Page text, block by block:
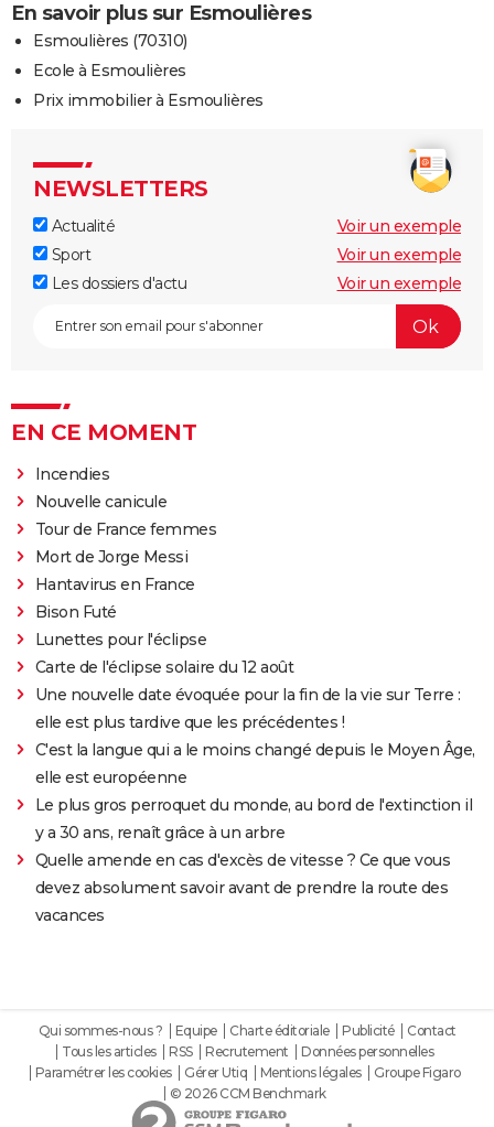
En savoir plus sur Esmoulières
Esmoulières (70310)
Ecole à Esmoulières
Prix immobilier à Esmoulières
NEWSLETTERS
Actualité
Voir un exemple
Sport
Voir un exemple
Les dossiers d'actu
Voir un exemple
EN CE MOMENT
Incendies
Nouvelle canicule
Tour de France femmes
Mort de Jorge Messi
Hantavirus en France
Bison Futé
Lunettes pour l'éclipse
Carte de l'éclipse solaire du 12 août
Une nouvelle date évoquée pour la fin de la vie sur Terre :
elle est plus tardive que les précédentes !
C'est la langue qui a le moins changé depuis le Moyen Âge,
elle est européenne
Le plus gros perroquet du monde, au bord de l'extinction il
y a 30 ans, renaît grâce à un arbre
Quelle amende en cas d'excès de vitesse ? Ce que vous
devez absolument savoir avant de prendre la route des
vacances
Qui sommes-nous ? Equipe Charte éditoriale Publicité
Contact
Tous les articles
RSS Recrutement
Données personnelles
Paramétrer les cookies
Gérer Utiq Mentions légales
Groupe Figaro
© 2026 CCM Benchmark